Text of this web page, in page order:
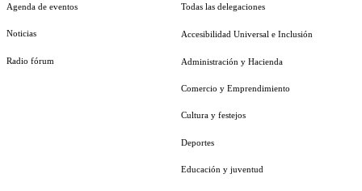
Agenda de eventos
Noticias
Radio fórum
Todas las delegaciones
Accesibilidad Universal e Inclusión
Administración y Hacienda
Comercio y Emprendimiento
Cultura y festejos
Deportes
Educación y juventud